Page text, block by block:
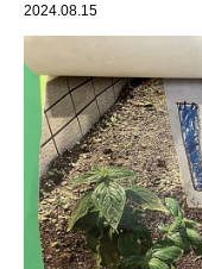
2024.08.15